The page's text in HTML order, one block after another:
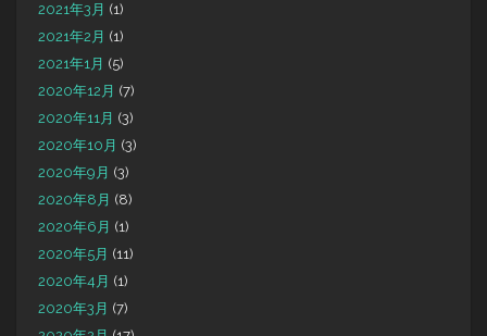
2021年3月 (1)
2021年2月 (1)
2021年1月 (5)
2020年12月 (7)
2020年11月 (3)
2020年10月 (3)
2020年9月 (3)
2020年8月 (8)
2020年6月 (1)
2020年5月 (11)
2020年4月 (1)
2020年3月 (7)